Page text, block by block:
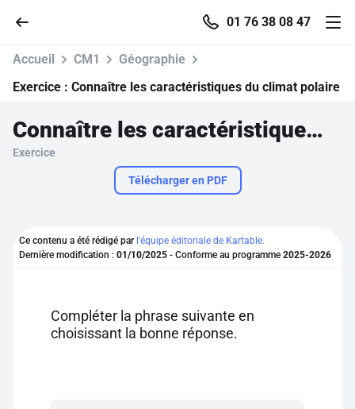
01 76 38 08 47
Accueil
Se connecter
S'inscrire gratuitement
Pour profiter de 10 contenus offerts.
Accueil CM1
Géographie
Exercice : Connaître les caractéristiques du climat polaire
Connaître les caractéristiques du climat polaire
Exercice
Télécharger en PDF
Ce contenu a été rédigé par l'équipe éditoriale de Kartable.
Dernière modification : 01/10/2025 - Conforme au programme 2025-2026
Compléter la phrase suivante en
choisissant la bonne réponse.